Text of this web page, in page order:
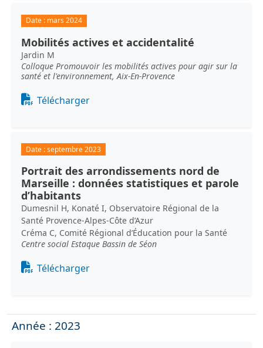
Date : mars 2024
Mobilités actives et accidentalité
Jardin M
Colloque Promouvoir les mobilités actives pour agir sur la
santé et l'environnement, Aix-En-Provence
Document
Télécharger
Date :septembre 2023
Portrait des arrondissements nord de
Marseille : données statistiques et parole
d’habitants
Dumesnil H, Konaté I, Observatoire Régional de la
Santé Provence-Alpes-Côte d’Azur
Créma C, Comité Régional d’Éducation pour la Santé
Centre social Estaque Bassin de Séon
Document
Télécharger
Année : 2023